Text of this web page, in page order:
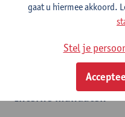
Statuut & functies
Admin. & techn.
domeincoördinator-
Interne mandaten
gaat u hiermee akkoord.
Stel je